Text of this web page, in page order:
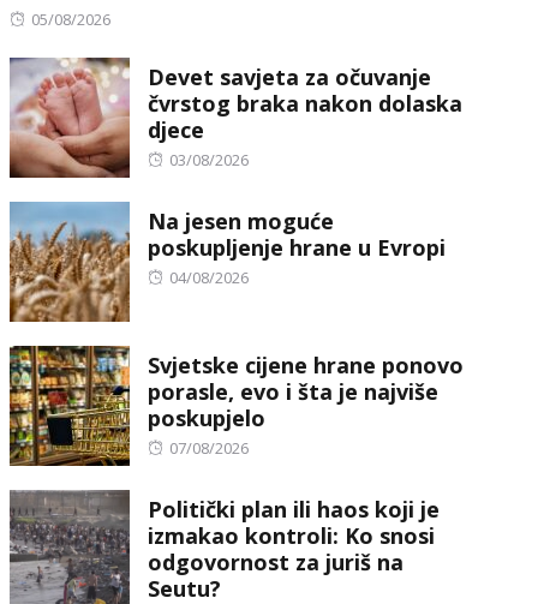
Posted
05/08/2026
Devet savjeta za očuvanje
čvrstog braka nakon dolaska
djece
Posted
03/08/2026
Na jesen moguće
poskupljenje hrane u Evropi
Posted
04/08/2026
Svjetske cijene hrane ponovo
porasle, evo i šta je najviše
poskupjelo
Posted
07/08/2026
Politički plan ili haos koji je
izmakao kontroli: Ko snosi
odgovornost za juriš na
Seutu?